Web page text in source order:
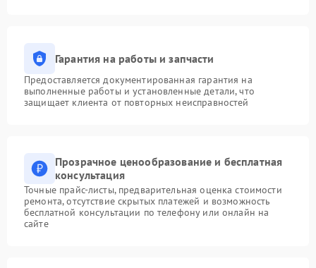
Гарантия на работы и запчасти
Предоставляется документированная гарантия на
выполненные работы и установленные детали, что
защищает клиента от повторных неисправностей
Прозрачное ценообразование и бесплатная
консультация
Точные прайс-листы, предварительная оценка стоимости
ремонта, отсутствие скрытых платежей и возможность
бесплатной консультации по телефону или онлайн на
сайте